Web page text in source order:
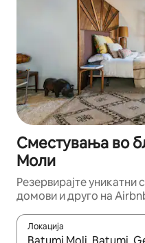
Сместувања во
Моли
Резервирајте
домови и друго на
Локација
Кога резултатите се